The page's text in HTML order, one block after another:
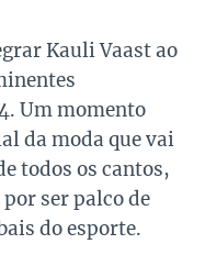
Kauli Vaast ao
Um momento
da moda que vai
todos os cantos,
ser palco de
do esporte.